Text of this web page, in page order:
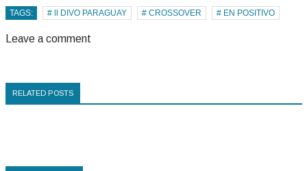
TAGS: # ll DIVO PARAGUAY # CROSSOVER # EN POSITIVO
Leave a comment
RELATED POSTS